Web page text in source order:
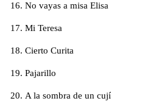
No vayas a misa Elisa
Mi Teresa
Cierto Curita
Pajarillo
A la sombra de un cují